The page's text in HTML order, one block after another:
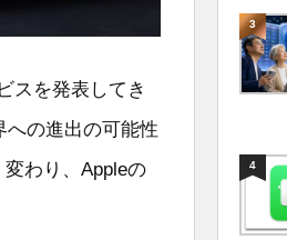
スを発表してき
への進出の可能性
わり、Appleの
3
4